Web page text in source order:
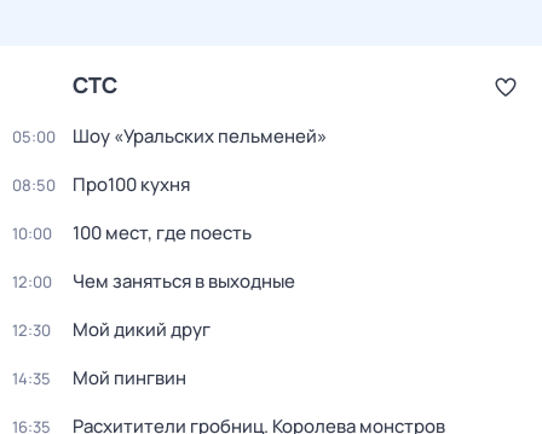
СТС
05:00 Шоу «Уральских пельменей»
08:50 Про100 кухня
10:00 100 мест, где поесть
12:00 Чем заняться в выходные
12:30 Мой дикий друг
14:35 Мой пингвин
16:35 Расхитители гробниц. Королева монстров